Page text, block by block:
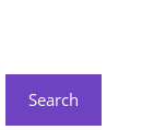
Search